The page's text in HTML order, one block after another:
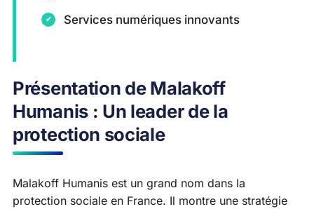
Services numériques innovants
Présentation de Malakoff
Humanis : Un leader de la
protection sociale
Malakoff Humanis est un grand nom dans la
protection sociale en France. Il montre une stratégie